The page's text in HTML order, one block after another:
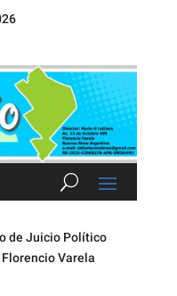
de Juicio Político
Varela